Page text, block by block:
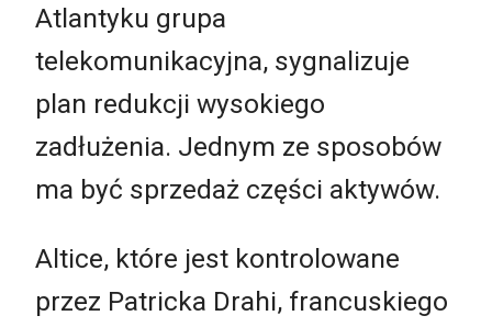
Atlantyku grupa
telekomunikacyjna, sygnalizuje
plan redukcji wysokiego
zadłużenia. Jednym ze sposobów
ma być sprzedaż części aktywów.
Altice, które jest kontrolowane
przez Patricka Drahi, francuskiego